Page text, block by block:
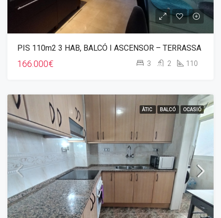
PIS 110m2 3 HAB, BALCÓ I ASCENSOR – TERRASSA
166.000€ 3 2 110
ÀTIC BALCÓ OCASIÓ